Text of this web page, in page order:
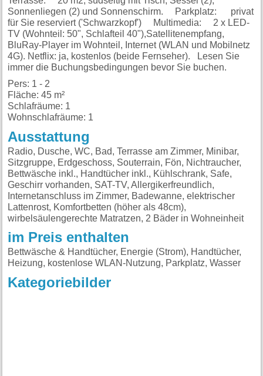
Sonnenliegen (2) und Sonnenschirm. Parkplatz: privat
für Sie reserviert ('Schwarzkopf') Multimedia: 2 x LED-
TV (Wohnteil: 50", Schlafteil 40"),Satellitenempfang,
BluRay-Player im Wohnteil, Internet (WLAN und Mobilnetz
4G). Netflix: ja, kostenlos (beide Fernseher). Lesen Sie
immer die Buchungsbedingungen bevor Sie buchen.
Pers: 1 - 2
Fläche: 45 m²
Schlafräume: 1
Wohnschlafräume: 1
Ausstattung
Radio, Dusche, WC, Bad, Terrasse am Zimmer, Minibar,
Sitzgruppe, Erdgeschoss, Souterrain, Fön, Nichtraucher,
Bettwäsche inkl., Handtücher inkl., Kühlschrank, Safe,
Geschirr vorhanden, SAT-TV, Allergikerfreundlich,
Internetanschluss im Zimmer, Badewanne, elektrischer
Lattenrost, Komfortbetten (höher als 48cm),
wirbelsäulengerechte Matratzen, 2 Bäder in Wohneinheit
im Preis enthalten
Bettwäsche & Handtücher, Energie (Strom), Handtücher,
Heizung, kostenlose WLAN-Nutzung, Parkplatz, Wasser
Kategoriebilder